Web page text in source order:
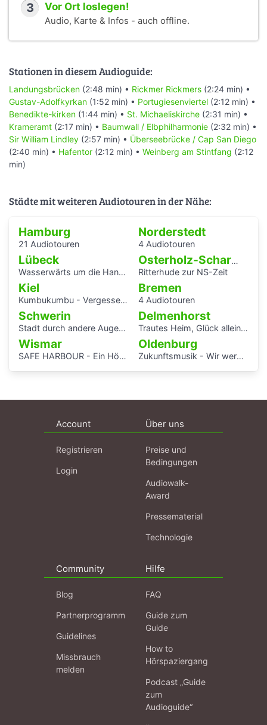
3 Vor Ort loslegen!
Audio, Karte & Infos - auch offline.
Stationen in diesem Audioguide:
Landungsbrücken (2:48 min) • Rickmer Rickmers (2:24 min) •
Gustav-Adolfkyrkan (1:52 min) • Portugiesenviertel (2:12 min) •
Benedikte-kirken (1:44 min) • St. Michaeliskirche (2:31 min) •
Krameramt (2:17 min) • Baumwall / Elbphilharmonie (2:32 min) •
Sir William Lindley (2:57 min) • Überseebrücke / Cap San Diego
(2:40 min) • Hafentor (2:12 min) • Weinberg am Stintfang (2:12
min)
Städte mit weiteren Audiotouren in der Nähe:
Hamburg
21 Audiotouren
Norderstedt
4 Audiotouren
Lübeck
Wasserwärts um die Hansestadt Lübek herum
Osterholz-Scharmbeck
Ritterhude zur NS-Zeit
Kiel
Kumbukumbu - Vergessenen Stimmen auf der Spur
Bremen
4 Audiotouren
Schwerin
Stadt durch andere Augen - Schwerin Dreesch
Delmenhorst
Trautes Heim, Glück allein - interaktiver Audiowalk zum Einfamilienhaus von Katrin Bretschneider &Company
Wismar
SAFE HARBOUR - Ein Hörspaziergang über Migrationsgeschichte
Oldenburg
Zukunftsmusik - Wir werden uns erinnert haben.
Account
Registrieren
Login
Über uns
Preise und
Bedingungen
Audiowalk-
Award
Pressematerial
Technologie
Community
Blog
Partnerprogramm
Guidelines
Missbrauch
melden
Hilfe
FAQ
Guide zum
Guide
How to
Hörspaziergang
Podcast „Guide
zum
Audioguide“